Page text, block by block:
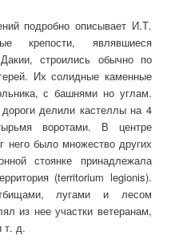
подробно описывает И.Т.
крепости, являвшиеся
строились обычно по
Их солидные каменные
с башнями но углам.
делили кастеллы на 4
воротами. В центре
него было множество других
стоянке принадлежала
(territorium legionis).
лугами и лесом
из нее участки ветеранам,
т. д.